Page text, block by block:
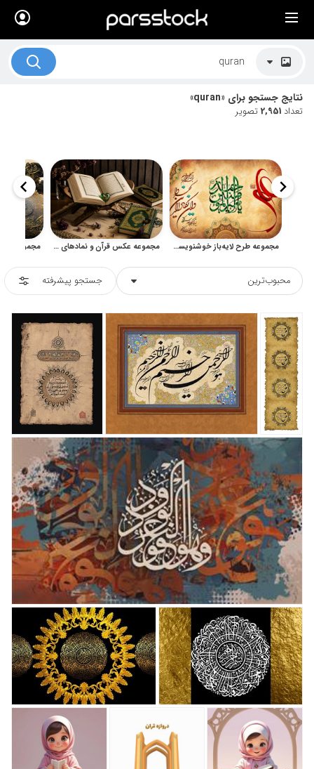
نتایج جستجو برای «quran»
تعداد 2,951تصویر
مجموعه طرح لایه‌باز خوشنویسی و تایپوگرافی اسلامی مجموعه عکس قرآن و نمادهای مذهبی اسلامی با کیفیت بالا
محبوب‌ترین جستجو پیشرفته
× لیست قیمت ها
موضوعات تصاویر
هنرمندان ایرانی
کسب درآمد از فروش تصاویر
021 28428845
تماس با ما
بلاگ پارس استاک